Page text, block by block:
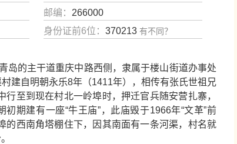
邮编： 266000
身份证前6位： 370213 有不同？
的主干道重庆中路西侧，隶属于楼山街道办事处
建自明朝永乐8年（1411年），相传有张氏世祖兄
行至到现在村北一岭埠时，押迁官兵随安营扎寨，
初期建有一座“牛王庙”，此庙毁于1966年“文革”前
的西南角塔棚住下，因其南面有一条河渠，村名就